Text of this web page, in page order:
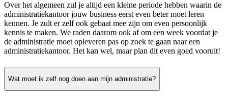
Over het algemeen zul je altijd een kleine periode hebben waarin de
administratiekantoor jouw business eerst even beter moet leren
kennen. Je zult er zelf ook gebaat mee zijn om even persoonlijk
kennis te maken. We raden daarom ook af om een week voordat je
de administratie moet opleveren pas op zoek te gaan naar een
administratiekantoor. Het kan wel, maar plan dit even goed vooruit!
Wat moet ik zelf nog doen aan mijn administratie?